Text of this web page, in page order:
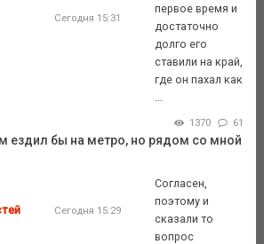
Сегодня 15:31
первое время и
достаточно
долго его
ставили на край,
где он пахал как
1370 61
ездил бы на метро, но рядом со мной
Сегодня 15:29
Согласен,
поэтому и
сказали то
вопрос